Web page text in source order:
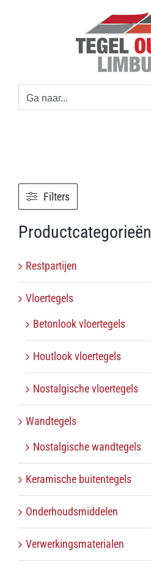
Ga naar...
Filters
Productcategorieën
Restpartijen
Vloertegels
Betonlook vloertegels
Houtlook vloertegels
Nostalgische vloertegels
Wandtegels
Nostalgische wandtegels
Keramische buitentegels
Onderhoudsmiddelen
Verwerkingsmaterialen